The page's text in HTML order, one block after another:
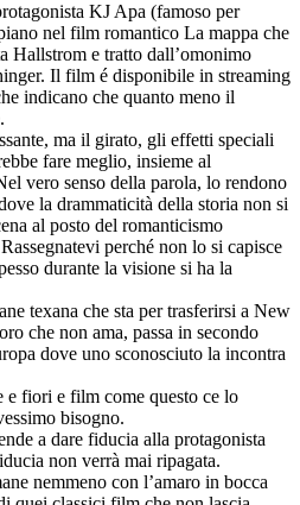
KJ Apa (famoso per
nel film romantico La mappa che
Hallstrom e tratto dall’omonimo
Il film é disponibile in streaming
indicano che quanto meno il
ma il girato, gli effetti speciali
fare meglio, insieme al
vero senso della parola, lo rendono
la drammaticità della storia non si
al posto del romanticismo
perché non lo si capisce
durante la visione si ha la
texana che sta per trasferirsi a New
che non ama, passa in secondo
dove uno sconosciuto la incontra
e fiori e film come questo ce lo
bisogno.
a dare fiducia alla protagonista
non verrà mai ripagata.
nemmeno con l’amaro in bocca